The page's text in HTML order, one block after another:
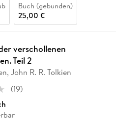
Buch (gebunden)
25,00 €
verschollenen
Teil 2
John R. R. Tolkien
(19)